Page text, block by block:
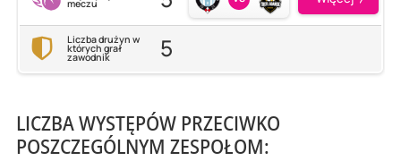
meczu
Liczba drużyn w
których grał
zawodnik 5
LICZBA WYSTĘPÓW PRZECIWKO
POSZCZEGÓLNYM ZESPOŁOM: